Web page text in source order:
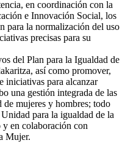
en coordinación con la
e Innovación Social, los
para la normalización del uso
precisas para su
del Plan para la Igualdad de
así como promover,
iniciativas para alcanzar
una gestión integrada de las
mujeres y hombres; todo
para la igualdad de la
en colaboración con
Mujer.